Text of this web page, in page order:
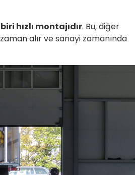
hızlı montajıdır. Bu, diğer
alır ve sanayi zamanında